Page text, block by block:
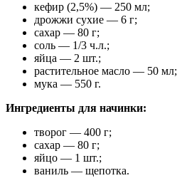
кефир (2,5%) — 250 мл;
дрожжи сухие — 6 г;
сахар — 80 г;
соль — 1/3 ч.л.;
яйца — 2 шт.;
растительное масло — 50 мл;
мука — 550 г.
Ингредиенты для начинки:
творог — 400 г;
сахар — 80 г;
яйцо — 1 шт.;
ваниль — щепотка.